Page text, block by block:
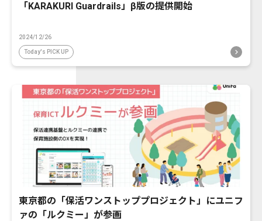
「KARAKURI Guardrails」β版の提供開始
2024/12/26
Today's PICK UP
東京都の「保活ワンストッププロジェクト」にユニフ
ァの「ルクミー」が参画